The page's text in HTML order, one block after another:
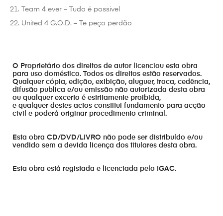
Team 4 ever – Tudo é possivel
United 4 G.O.D. – Te peço perdão
O Proprietário dos direitos de autor licenciou esta obra
para uso doméstico. Todos os direitos estão reservados.
Qualquer cópia, edição, exibição, aluguer, troca, cedência,
difusão publica e/ou emissão não autorizada desta obra
ou qualquer excerto é estritamente proibida,
e qualquer destes actos constitui fundamento para acção
civil e poderá originar procedimento criminal.
Esta obra CD/DVD/LIVRO não pode ser distribuído e/ou
vendido sem a devida licença dos titulares desta obra.
Esta obra está registada e licenciada pelo IGAC.